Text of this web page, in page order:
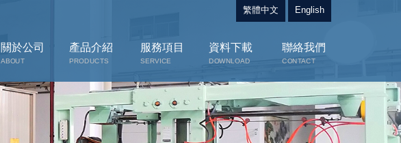
繁體中文 English
關於公司
ABOUT
產品介紹
PRODUCTS
服務項目
SERVICE
資料下載
DOWNLOAD
聯絡我們
CONTACT